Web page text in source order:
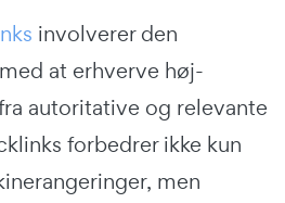
involverer den
at erhverve høj-
autoritative og relevante
forbedrer ikke kun
men